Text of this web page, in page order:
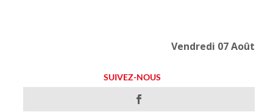
Vendredi 07 Août
SUIVEZ-NOUS